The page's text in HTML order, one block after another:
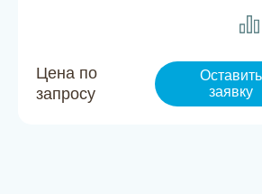
Цена по
запросу
Оставить
заявку